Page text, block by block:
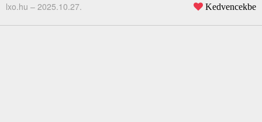
lxo.hu – 2025.10.27. Kedvencekbe